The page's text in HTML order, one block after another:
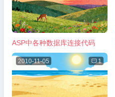
ASP中各种数据库连接代码
2010-11-05  1